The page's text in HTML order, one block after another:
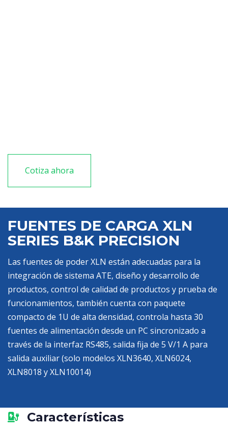
Cotiza ahora
FUENTES DE CARGA XLN
SERIES B&K PRECISION
Las fuentes de poder XLN están adecuadas para la
integración de sistema ATE, diseño y desarrollo de
productos, control de calidad de productos y prueba de
funcionamientos, también cuenta con paquete
compacto de 1U de alta densidad, controla hasta 30
fuentes de alimentación desde un PC sincronizado a
través de la interfaz RS485, salida fija de 5 V/1 A para
salida auxiliar (solo modelos XLN3640, XLN6024,
XLN8018 y XLN10014)
Características